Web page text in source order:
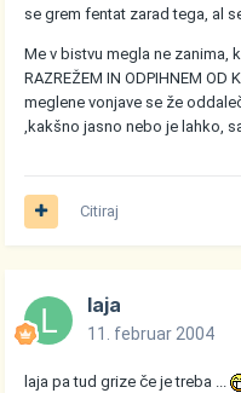
se grem fentat zarad tega, al
Me v bistvu megla ne zanima,
RAZREŽEM IN ODPIHNEM OD
meglene vonjave se že
,kakšno jasno nebo je lahko,
Citiraj
laja
11. februar 2004
laja pa tud grize če je treba ...